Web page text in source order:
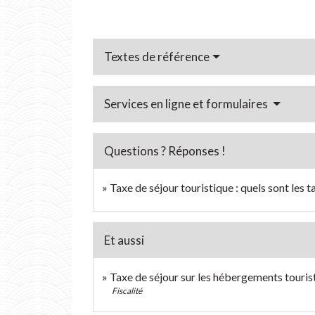
Textes de référence
Services en ligne et formulaires
Questions ? Réponses !
Taxe de séjour touristique : quels sont les
Et aussi
Taxe de séjour sur les hébergements
Fiscalité